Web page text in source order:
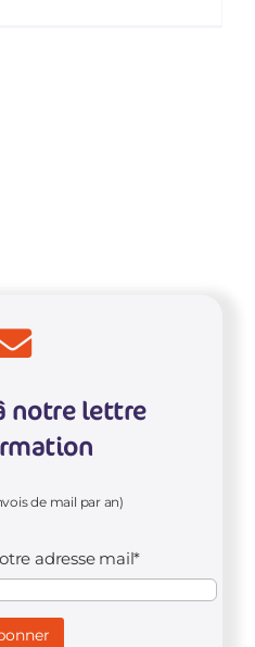
notre lettre
de mail par an)
adresse mail*
votre adresse